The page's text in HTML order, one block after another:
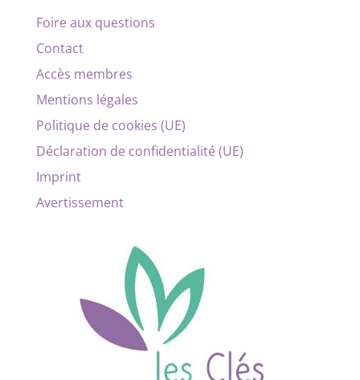
Foire aux questions
Contact
Accès membres
Mentions légales
Politique de cookies (UE)
Déclaration de confidentialité (UE)
Imprint
Avertissement